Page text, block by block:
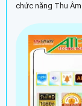
chức năng Thu